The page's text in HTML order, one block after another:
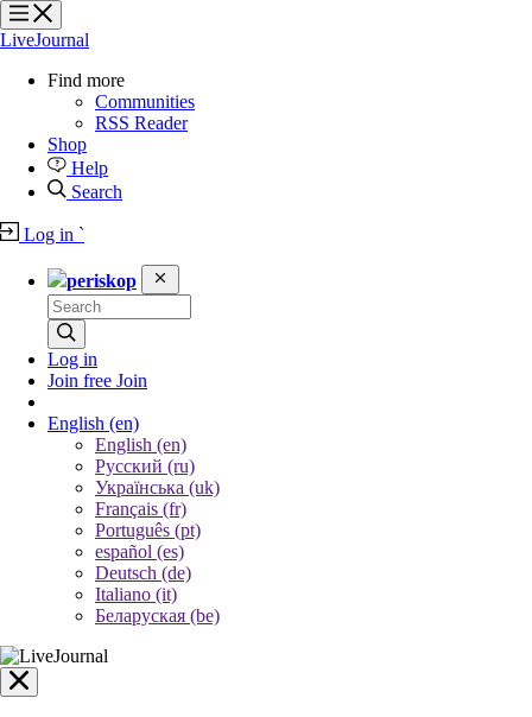
?
?
LiveJournal
Find more
Communities
RSS Reader
Shop
Help
Search
Log in `
periskop
Log in
Join free Join
English (en)
English (en)
Русский (ru)
Українська (uk)
Français (fr)
Português (pt)
español (es)
Deutsch (de)
Italiano (it)
Беларуская (be)